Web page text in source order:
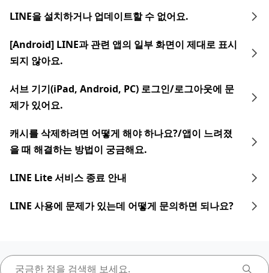
LINE을 설치하거나 업데이트할 수 없어요.
[Android] LINE과 관련 앱의 일부 화면이 제대로 표시
되지 않아요.
서브 기기(iPad, Android, PC) 로그인/로그아웃에 문
제가 있어요.
캐시를 삭제하려면 어떻게 해야 하나요?/앱이 느려졌
을 때 해결하는 방법이 궁금해요.
LINE Lite 서비스 종료 안내
LINE 사용에 문제가 있는데 어떻게 문의하면 되나요?